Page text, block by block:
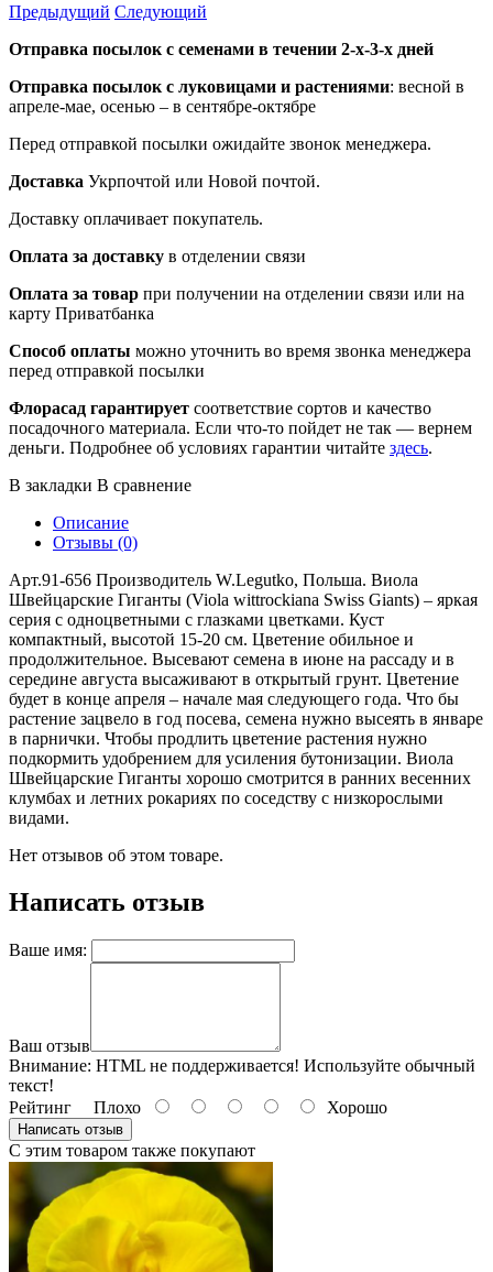
Предыдущий Следующий
Отправка посылок с семенами в течении 2-х-3-х дней
Отправка посылок с луковицами и растениями: весной в
апреле-мае, осенью – в сентябре-октябре
Перед отправкой посылки ожидайте звонок менеджера.
Доставка Укрпочтой или Новой почтой.
Доставку оплачивает покупатель.
Оплата за доставку в отделении связи
Оплата за товар при получении на отделении связи или на
карту Приватбанка
Способ оплаты можно уточнить во время звонка менеджера
перед отправкой посылки
Флорасад гарантирует соответствие сортов и качество
посадочного материала. Если что-то пойдет не так — вернем
деньги. Подробнее об условиях гарантии читайте здесь.
В закладки В сравнение
Описание
Отзывы (0)
Арт.91-656 Производитель W.Legutko, Польша. Виола
Швейцарские Гиганты (Viola wittrockiana Swiss Giants) – яркая
серия с одноцветными с глазками цветками. Куст
компактный, высотой 15-20 см. Цветение обильное и
продолжительное. Высевают семена в июне на рассаду и в
середине августа высаживают в открытый грунт. Цветение
будет в конце апреля – начале мая следующего года. Что бы
растение зацвело в год посева, семена нужно высеять в январе
в парнички. Чтобы продлить цветение растения нужно
подкормить удобрением для усиления бутонизации. Виола
Швейцарские Гиганты хорошо смотрится в ранних весенних
клумбах и летних рокариях по соседству с низкорослыми
видами.
Нет отзывов об этом товаре.
Написать отзыв
Ваше имя:
Ваш отзыв
Внимание: HTML не поддерживается! Используйте обычный
текст!
Рейтинг Плохо Хорошо
Написать отзыв
С этим товаром также покупают